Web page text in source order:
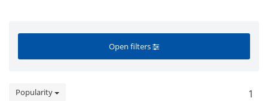
Open filters
Popularity 1